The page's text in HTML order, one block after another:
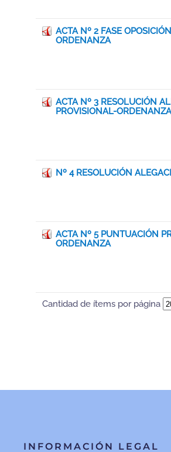
ACTA Nº 2 FASE
ORDENANZA
ACTA Nº 3 RESOLUCIÓN
PROVISIONAL-
Nº 4 RESOLUCIÓN
ACTA Nº 5 PUNTUACIÓN
ORDENANZA
Cantidad de ítems por página
INFORMACIÓN LEGAL